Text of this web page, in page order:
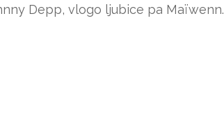
Depp, vlogo ljubice pa Maïwenn.